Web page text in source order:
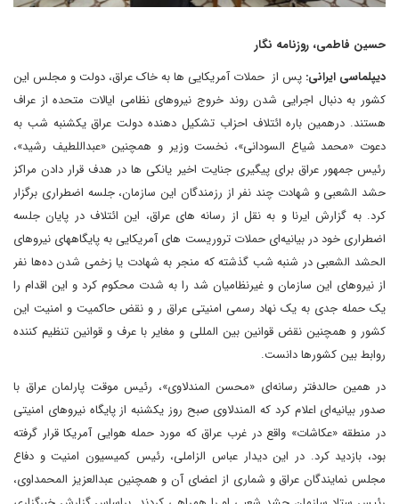
حسین فاطمی، روزنامه نگار
دیپلماسی ایرانی: پس از حملات آمریکایی ها به خاک عراق، دولت و مجلس این
کشور به دنبال اجرایی شدن روند خروج نیروهای نظامی ایالات متحده از عراف
هستند. درهمین باره ائتلاف احزاب تشکیل دهنده دولت عراق یکشنبه شب به
دعوت «محمد شیاع السودانی»، نخست وزیر و همچنین «عبداللطیف رشید»،
‌رئیس جمهور عراق برای پیگیری جنایت اخیر یانکی ها در هدف قرار دادن مراکز
حشد الشعبی و شهادت چند نفر از رزمندگان این سازمان، جلسه اضطراری برگزار
کرد. به گزارش ایرنا و به نقل از رسانه های عراق، این ائتلاف در پایان جلسه
اضطراری خود در بیانیه‌ای حملات تروریست های آمریکایی‌ به پایگاههای نیروهای
الحشد الشعبی در شنبه شب گذشته که منجر به شهادت یا زخمی شدن ده‌ها نفر
از نیروهای این سازمان و غیرنظامیان شد را به شدت محکوم کرد و این اقدام را
یک حمله جدی به یک نهاد رسمی امنیتی عراق ر و نقض حاکمیت و امنیت این
کشور و همچنین نقض قوانین بین المللی و مغایر با عرف و قوانین تنظیم کننده
روابط بین کشورها دانست.
در همین حالدفتر رسانه‌ای «محسن المندلاوی»، رئیس موقت پارلمان عراق با
صدور بیانیه‌ای اعلام کرد که المندلاوی صبح روز یکشنبه از پایگاه نیروهای امنیتی
در منطقه «عکاشات» واقع در غرب عراق که مورد حمله هوایی آمریکا قرار گرفته
بود، بازدید کرد. در این دیدار عباس الزاملی، رئیس کمیسیون امنیت و دفاع
مجلس نمایندگان عراق و شماری از اعضای آن و همچنین عبدالعزیز المحمداوی،